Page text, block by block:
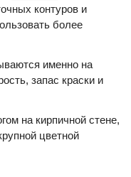
контуров и
более
именно на
запас краски и